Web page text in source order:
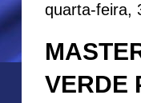
quarta-feira,
VERDE